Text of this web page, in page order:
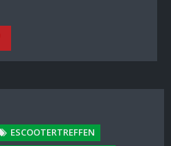
ESCOOTERTREFFEN